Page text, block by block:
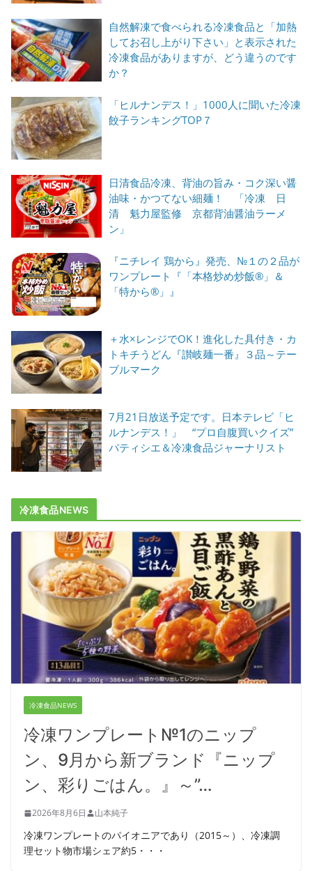
自然解凍で食べられる冷凍食品と「加熱
してお召し上がり下さい」と表示された
冷凍食品がありますが、どう違うのです
か？
「ヒルナンデス！」1000人に聞いた冷凍
餃子ランキングTOP７
日清食品冷凍、背油の旨み・コク深い醤
油味・かつてない細麺！ 「冷凍 日
清 魁力屋監修 京都背油醤油ラーメ
ン」
『ニチレイ 鶏から』発売、№１の２品が
ワンプレート『「本格炒め炒飯®」＆
「特から®」』
＋水×レンジでOK！進化した具付き・カ
トキチうどん『讃岐麺一番』３品～テー
ブルマーク
7月21日放送予定です。日本テレビ「ヒ
ルナンデス！」 “プロ自腹買いクイズ”
パティシエ＆冷凍食品ジャーナリスト
冷凍食品NEWS
冷凍食品NEWS
冷凍ワンプレート№1のニップ
ン、9月から新ブランド『ニップ
ン、彩りごはん。』～”…
2026年8月6日 山本純子
冷凍ワンプレートのパイオニアであり（2015～）、冷凍調
理セット物市場シェア約5・・・